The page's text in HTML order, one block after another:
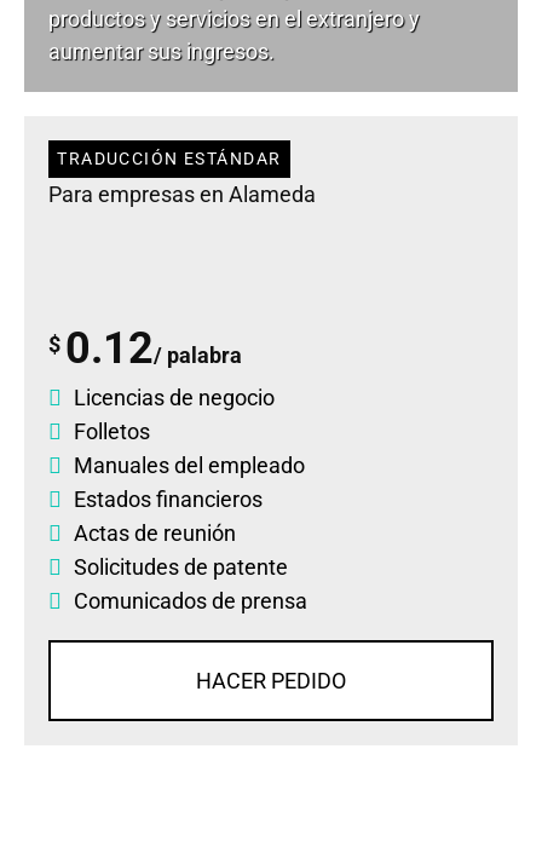
productos y servicios en el extranjero y
aumentar sus ingresos.
TRADUCCIÓN ESTÁNDAR
Para empresas en Alameda
$ 0.12/ palabra
Licencias de negocio
Folletos
Manuales del empleado
Estados financieros
Actas de reunión
Solicitudes de patente
Comunicados de prensa
HACER PEDIDO